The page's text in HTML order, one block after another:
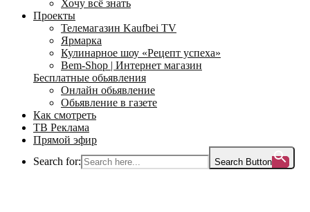
Хочу всё знать
Проекты
Телемагазин Kaufbei TV
Ярмарка
Кулинарное шоу «Рецепт успеха»
Bem-Shop | Интернет магазин
Бесплатные обьявления
Онлайн обьявление
Обьявление в газете
Как смотреть
ТВ Реклама
Прямой эфир
Search for:
Search Button